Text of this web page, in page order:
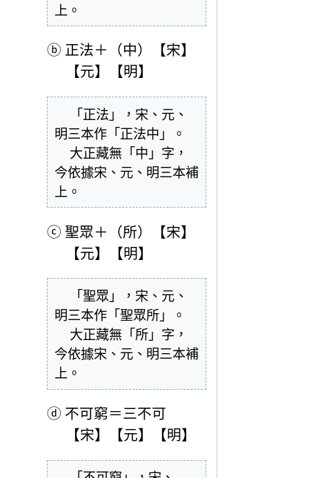
上。
ⓑ 正法＋（中）【宋】
【元】【明】
明三本作「正法中」。
今依據宋、元、明三本補
上。
ⓒ 聖眾＋（所）【宋】
【元】【明】
明三本作「聖眾所」。
今依據宋、元、明三本補
上。
ⓓ 不可窮＝三不可
【宋】【元】【明】